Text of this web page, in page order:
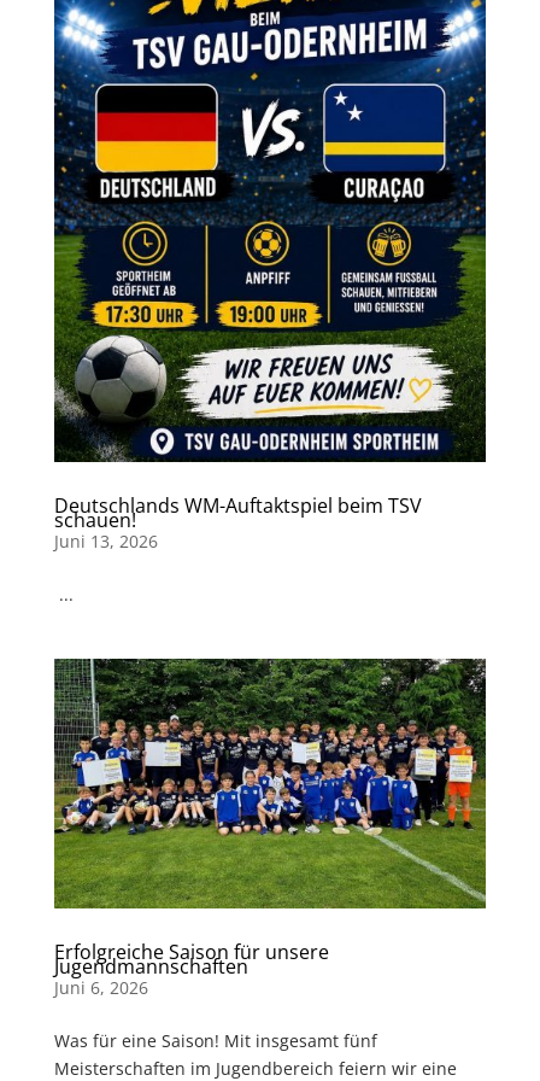
Deutschlands WM-Auftaktspiel beim TSV
schauen!
Juni 13, 2026
...
Erfolgreiche Saison für unsere
Jugendmannschaften
Juni 6, 2026
Was für eine Saison! Mit insgesamt fünf
Meisterschaften im Jugendbereich feiern wir eine